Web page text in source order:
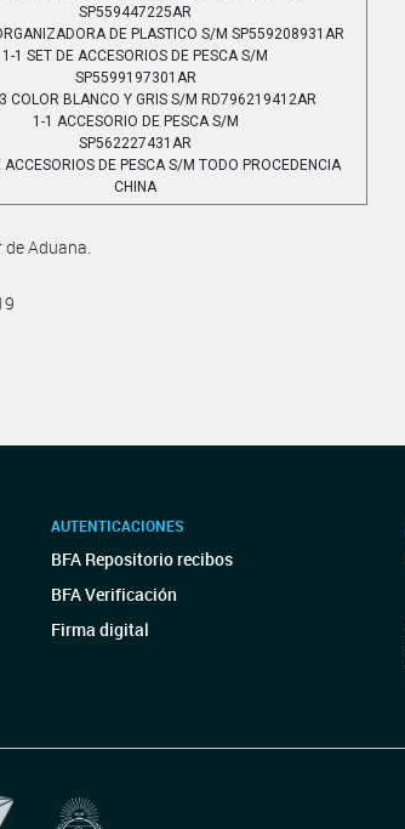
SP559447225AR
DE PLASTICO S/M SP559208931AR
1-1 SET DE ACCESORIOS DE PESCA S/M
SP5599197301AR
COLOR BLANCO Y GRIS S/M RD796219412AR
1-1 ACCESORIO DE PESCA S/M
SP562227431AR
ACCESORIOS DE PESCA S/M TODO PROCEDENCIA
CHINA
Aduana.
AUTENTICACIONES
BFA Repositorio recibos
BFA Verificación
Firma digital